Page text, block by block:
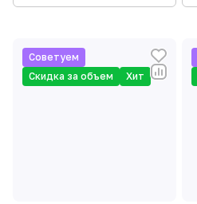
Советуем
Скидка за объем
Хит